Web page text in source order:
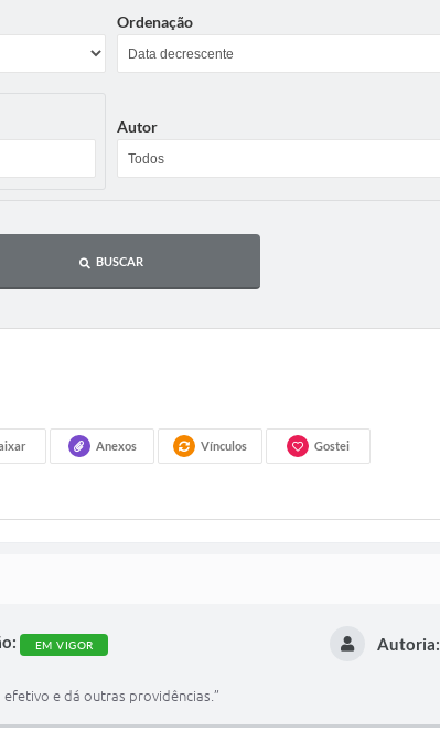
Ordenação
Autor
BUSCAR
Anexos Vínculos Gostei
EM VIGOR Autoria:
e dá outras providências.”